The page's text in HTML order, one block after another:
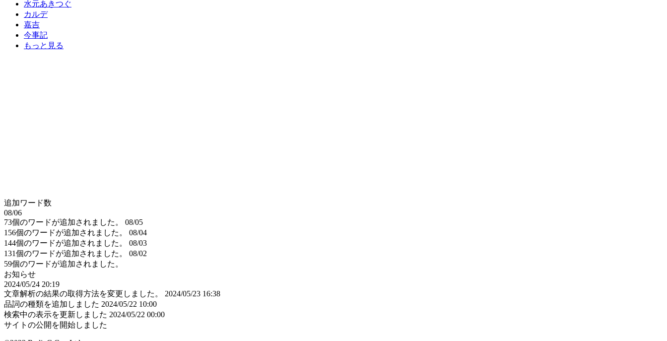
水元あきつぐ
カルデ
嘉吉
今事記
もっと見る
追加ワード数
08/06
73個のワードが追加されました。
08/05
156個のワードが追加されました。
08/04
144個のワードが追加されました。
08/03
131個のワードが追加されました。
08/02
59個のワードが追加されました。
お知らせ
2024/05/24 20:19
文章解析の結果の取得方法を変更しました。
2024/05/23 16:38
品詞の種類を追加しました 2024/05/22 10:00
検索中の表示を更新しました 2024/05/22 00:00
サイトの公開を開始しました